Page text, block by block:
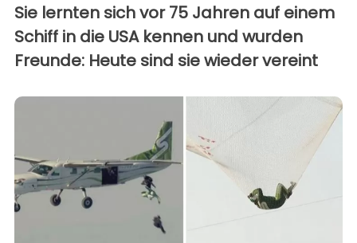
Sie lernten sich vor 75 Jahren auf einem
Schiff in die USA kennen und wurden
Freunde: Heute sind sie wieder vereint